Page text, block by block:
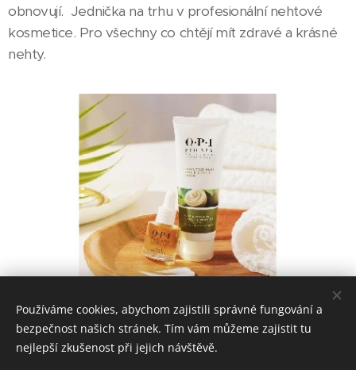
obnovují. Jednička na trhu v profesionální nehtové
kosmetice. Pro všechny co chtějí mít zdravé a krásné
nehty.
Používáme cookies, abychom zajistili správné fungování a
bezpečnost našich stránek. Tím vám můžeme zajistit tu
nejlepší zkušenost při jejich návštěvě.